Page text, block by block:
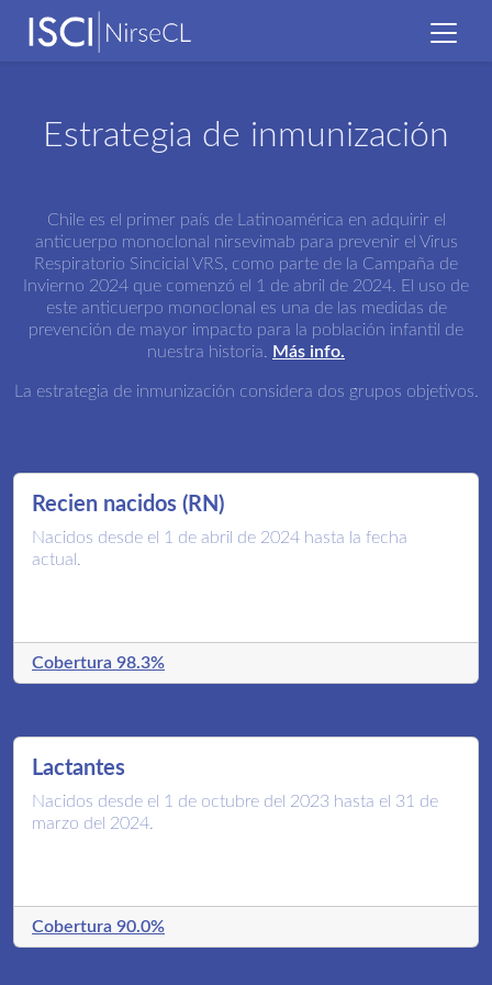
Estrategia de inmunización
Chile es el primer país de Latinoamérica en adquirir el
anticuerpo monoclonal nirsevimab para prevenir el Virus
Respiratorio Sincicial VRS, como parte de la Campaña de
Invierno 2024 que comenzó el 1 de abril de 2024. El uso de
este anticuerpo monoclonal es una de las medidas de
prevención de mayor impacto para la población infantil de
nuestra historia.
Más info.
La estrategia de inmunización considera dos grupos objetivos.
Recien nacidos (RN)
Nacidos desde el 1 de abril de 2024 hasta la fecha
actual.
Cobertura 98.3%
Lactantes
Nacidos desde el 1 de octubre del 2023 hasta el 31 de
marzo del 2024.
Cobertura 90.0%